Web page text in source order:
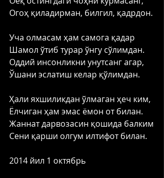
Огоҳ қиладирман, билгил, қадрдон.
Уча олмасам ҳам самога қадар
Шамол ўтиб турар ўнгу сўлимдан.
Оддий инсонликни унутсанг агар,
Ўшани эслатиш келар қўлимдан.
Ҳали яхшиликдан ўлмаган ҳеч ким,
Ёлчиган ҳам эмас ёмон от билан.
Жаннат дарвозасин қошида балким
Сени қарши олгум илтифот билан.
2014 йил 1 октябрь